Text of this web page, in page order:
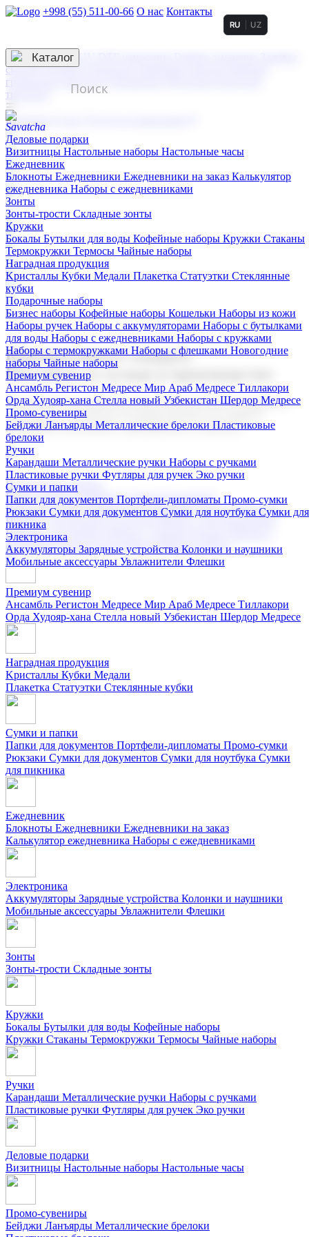
+998 (55) 511-00-66 О нас Контакты
3D гравировка
смолой (Doming)
гравировка твердая
тиснение
RU UZ
☰
Контакты
Каталог
Деловые подарки
Визитницы Настольные наборы Настольные часы
Ежедневник
Блокноты Ежедневники Ежедневники на заказ Калькулятор
ежедневника Наборы с ежедневниками
Зонты
Зонты-трости Складные зонты
Кружки
Бокалы Бутылки для воды Кофейные наборы Кружки Стаканы
Термокружки Термосы Чайные наборы
Наградная продукция
Kристаллы Кубки Медали Плакетка Статуэтки Стеклянные
кубки
Подарочные наборы
Бизнес наборы Кофейные наборы Кошельки Наборы из кожи
Наборы ручек Наборы с аккумуляторами Наборы с бутылками
для воды Наборы с ежедневниками Наборы с кружками
Наборы с термокружками Наборы с флешками Новогодние
наборы Чайные наборы
Премиум сувенир
Ансамбль Регистон Медресе Мир Араб Медресе Тиллакори
Орда Худояр-хана Стелла новый Узбекистан Шердор Медресе
Промо-сувениры
Бейджи Ланъярды Металлические брелоки Пластиковые
брелоки
Ручки
Карандаши Металлические ручки Наборы с ручками
Пластиковые ручки Футляры для ручек Эко ручки
Сумки и папки
Папки для документов Портфели-дипломаты Промо-сумки
Рюкзаки Сумки для документов Сумки для ноутбука Сумки для
пикника
Электроника
Аккумуляторы Зарядные устройства Колонки и наушники
Мобильные аксессуары Увлажнители Флешки
Корпоративные подарки
Поставка со склада и производство
Мы предлагаем широкий выбор корпоративных подарков и
сувениров с логотипом. В нашем каталоге вы найдете
продукцию для бизнеса, мероприятия и клиентов.
Подарочные наборы
Бизнес наборыКофейные наборы Кошельки
Наборы из кожиНаборы ручекНаборы с аккумуляторами
Наборы с бутылками для воды
Наборы с ежедневниками
Наборы с кружками
флешкамиНовогодние наборыЧайные наборы
Премиум сувенир
Ансамбль Регистон Медресе Мир Араб Медресе Тиллакори
Орда Худояр-хана Стелла новый Узбекистан Шердор Медресе
Наградная продукция
Kристаллы Кубки Медали
Плакетка Статуэтки Стеклянные кубки
Сумки и папки
Папки для документов Портфели-дипломаты Промо-сумки
Рюкзаки Сумки для документов Сумки для ноутбука Сумки
для пикника
Ежедневник
Блокноты Ежедневники Ежедневники на заказ
Калькулятор ежедневника Наборы с ежедневниками
Электроника
Аккумуляторы Зарядные устройства Колонки и наушники
Мобильные аксессуары Увлажнители Флешки
Зонты
Зонты-трости Складные зонты
Кружки
Бокалы Бутылки для воды Кофейные наборы
Кружки Стаканы Термокружки Термосы Чайные наборы
Ручки
Карандаши Металлические ручки Наборы с ручками
Пластиковые ручки Футляры для ручек Эко ручки
Деловые подарки
Визитницы Настольные наборы Настольные часы
Промо-сувениры
Бейджи Ланъярды Металлические брелоки